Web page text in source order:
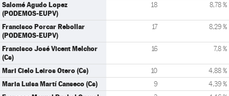
Salomé Agudo Lopez
(PODEMOS-EUPV)
18 8,78 %
Francisco Porcar Rebollar
(PODEMOS-EUPV)
17 8,29 %
Francisco José Vicent Melchor
(Cs)
16 7,8 %
Mari Cielo Leiros Otero (Cs) 10 4,88 %
Maria Luisa Martí Canseco (Cs) 9 4,39 %